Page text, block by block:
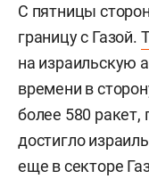
С пятницы
границу с Газой.
на израильскую
времени в
более 580 ракет,
достигло
еще в секторе